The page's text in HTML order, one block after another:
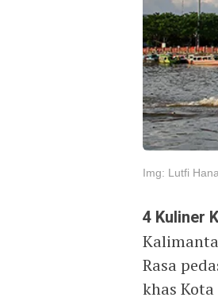
Img: Lutfi
4 Kuliner
Rasa
khas